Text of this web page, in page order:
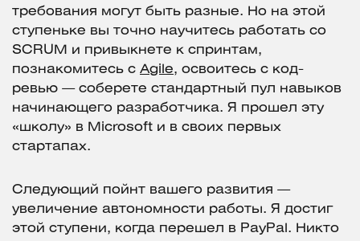
требования могут быть разные. Но на этой
ступеньке вы точно научитесь работать со
SCRUM и привыкнете к спринтам,
познакомитесь с Agile, освоитесь с код-
ревью — соберете стандартный пул навыков
начинающего разработчика. Я прошел эту
«школу» в Microsoft и в своих первых
стартапах.
Следующий пойнт вашего развития —
увеличение автономности работы. Я достиг
этой ступени, когда перешел в PayPal. Никто